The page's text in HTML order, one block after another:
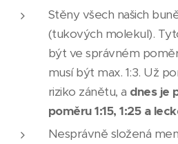
Stěny všech našich
(tukových molekul).
být ve správném
musí být max. 1:3. Už
riziko zánětu, a dnes je
poměru 1:15, 1:25 a
Nesprávně složená